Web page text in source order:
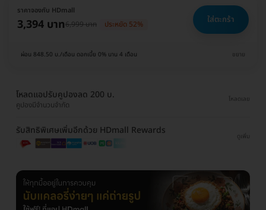
ราคาจองกับ HDmall
3,394 บาท6,999 บาท ประหยัด 52% ใส่ตะกร้า
ผ่อน 848.50 บ./เดือน ดอกเบี้ย 0% นาน 4 เดือน ขยาย
โหลดแอปรับคูปองลด 200 บ.
คูปองมีจำนวนจำกัด
โหลดเลย
รับสิทธิพิเศษเพิ่มอีกด้วย HDmall Rewards
ดูเพิ่ม